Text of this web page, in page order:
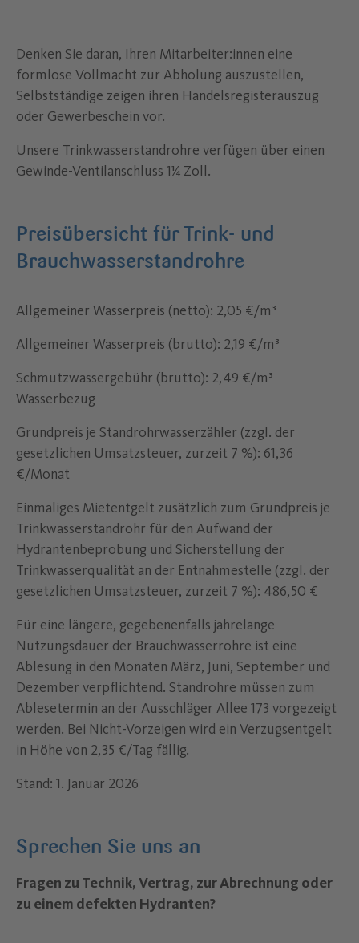
Denken Sie daran, Ihren Mitarbeiter:innen eine
formlose Vollmacht zur Abholung auszustellen,
Selbstständige zeigen ihren Handelsregisterauszug
oder Gewerbeschein vor.
Unsere Trinkwasserstandrohre verfügen über einen
Gewinde-Ventilanschluss 1¼ Zoll.
Preisübersicht für Trink- und
Brauchwasserstandrohre
Allgemeiner Wasserpreis (netto): 2,05 €/m³
Allgemeiner Wasserpreis (brutto): 2,19 €/m³
Schmutzwassergebühr (brutto): 2,49 €/m³
Wasserbezug
Grundpreis je Standrohrwasserzähler (zzgl. der
gesetzlichen Umsatzsteuer, zurzeit 7 %): 61,36
€/Monat
Einmaliges Mietentgelt zusätzlich zum Grundpreis je
Trinkwasserstandrohr für den Aufwand der
Hydrantenbeprobung und Sicherstellung der
Trinkwasserqualität an der Entnahmestelle (zzgl. der
gesetzlichen Umsatzsteuer, zurzeit 7 %): 486,50 €
Für eine längere, gegebenenfalls jahrelange
Nutzungsdauer der Brauchwasserrohre ist eine
Ablesung in den Monaten März, Juni, September und
Dezember verpflichtend. Standrohre müssen zum
Ablesetermin an der Ausschläger Allee 173 vorgezeigt
werden. Bei Nicht-Vorzeigen wird ein Verzugsentgelt
in Höhe von 2,35 €/Tag fällig.
Stand: 1. Januar 2026
Sprechen Sie uns an
Fragen zu Technik, Vertrag, zur Abrechnung oder
zu einem defekten Hydranten?